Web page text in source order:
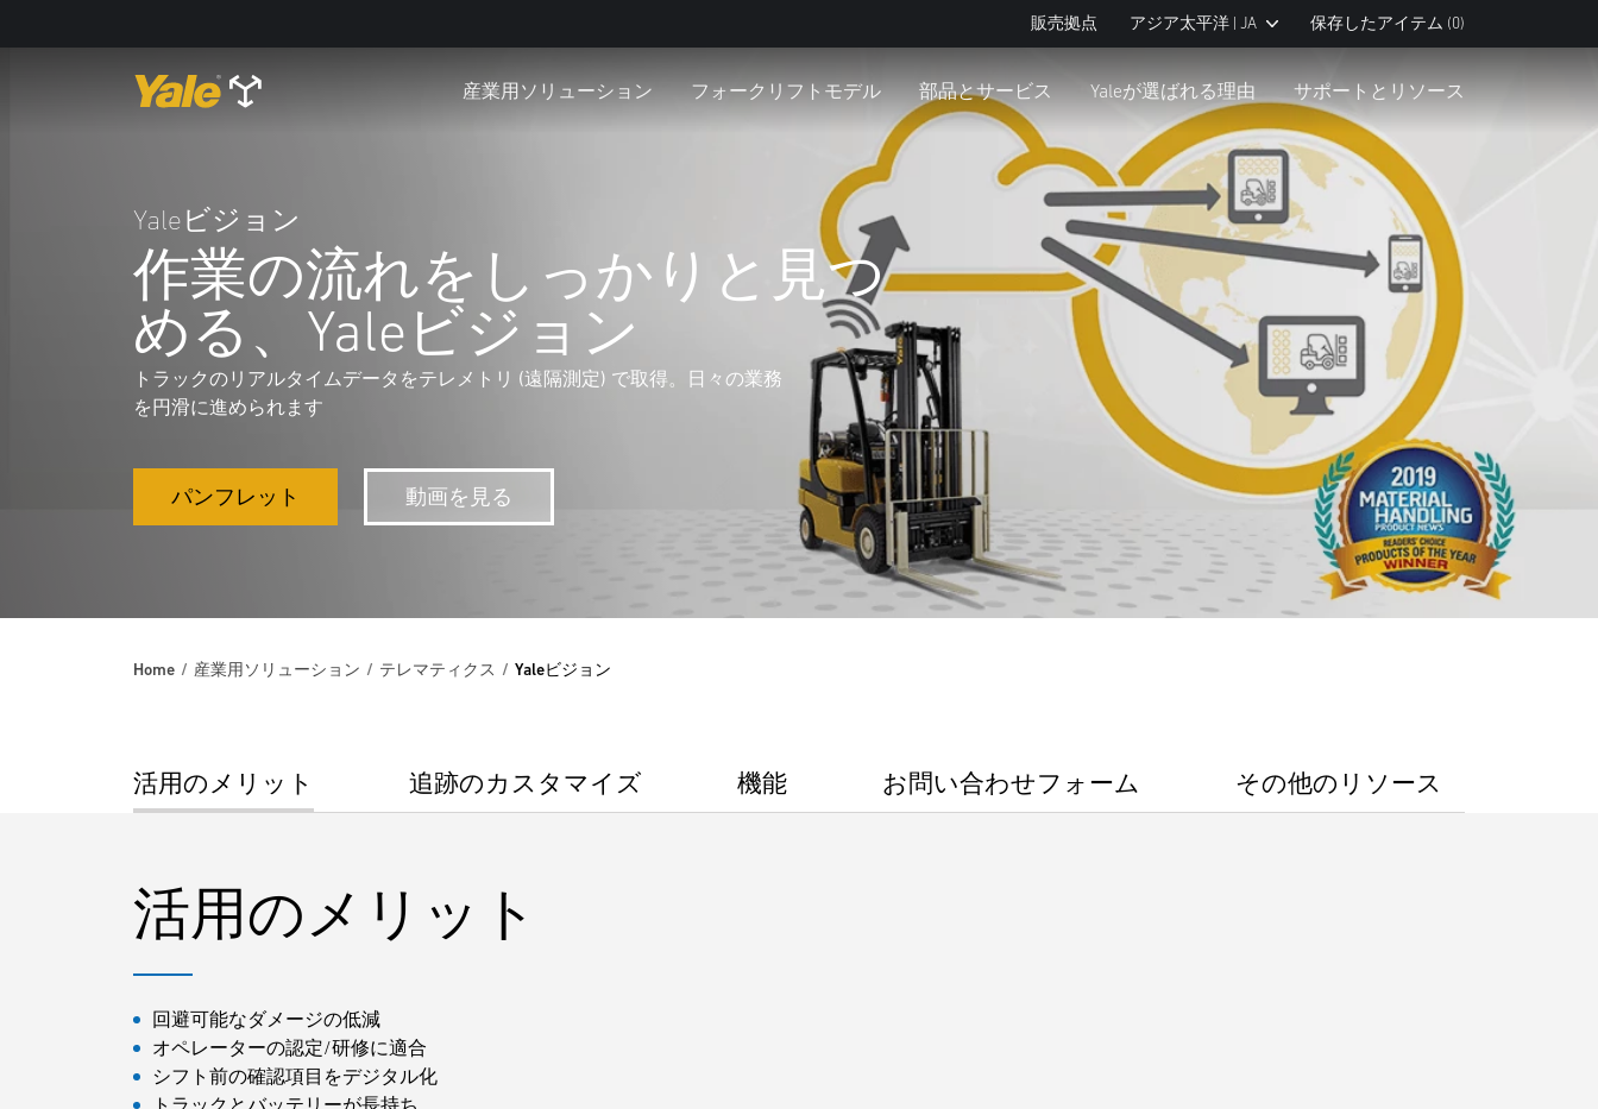
販売拠点 アジア太平洋 | JA 保存したアイテム (0)
産業用ソリューション フォークリフトモデル 部品とサービス Yaleが選ばれる理由 サポートとリソース
Yaleビジョン
作業の流れをしっかりと見つ
める、Yaleビジョン
トラックのリアルタイムデータをテレメトリ (遠隔測定) で取得。日々の業務
を円滑に進められます
パンフレット 動画を見る
Home 産業用ソリューション テレマティクス Yaleビジョン
活用のメリット 追跡のカスタマイズ 機能 お問い合わせフォーム その他のリソース
活用のメリット
回避可能なダメージの低減
オペレーターの認定/研修に適合
シフト前の確認項目をデジタル化
トラックとバッテリーが長持ち